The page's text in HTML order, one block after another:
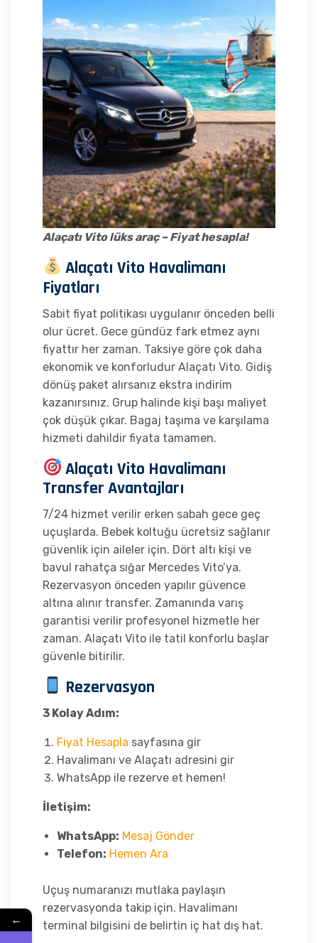
Alaçatı Vito lüks araç – Fiyat hesapla!
Alaçatı Vito Havalimanı
Fiyatları
Sabit fiyat politikası uygulanır önceden belli
olur ücret. Gece gündüz fark etmez aynı
fiyattır her zaman. Taksiye göre çok daha
ekonomik ve konforludur Alaçatı Vito. Gidiş
dönüş paket alırsanız ekstra indirim
kazanırsınız. Grup halinde kişi başı maliyet
çok düşük çıkar. Bagaj taşıma ve karşılama
hizmeti dahildir fiyata tamamen.
Alaçatı Vito Havalimanı
Transfer Avantajları
7/24 hizmet verilir erken sabah gece geç
uçuşlarda. Bebek koltuğu ücretsiz sağlanır
güvenlik için aileler için. Dört altı kişi ve
bavul rahatça sığar Mercedes Vito’ya.
Rezervasyon önceden yapılır güvence
altına alınır transfer. Zamanında varış
garantisi verilir profesyonel hizmetle her
zaman. Alaçatı Vito ile tatil konforlu başlar
güvenle bitirilir.
Rezervasyon
3 Kolay Adım:
Fiyat Hesapla sayfasına gir
Havalimanı ve Alaçatı adresini gir
WhatsApp ile rezerve et hemen!
İletişim:
WhatsApp: Mesaj Gönder
Telefon: Hemen Ara
Uçuş numaranızı mutlaka paylaşın
rezervasyonda takip için. Havalimanı
terminal bilgisini de belirtin iç hat dış hat.
←